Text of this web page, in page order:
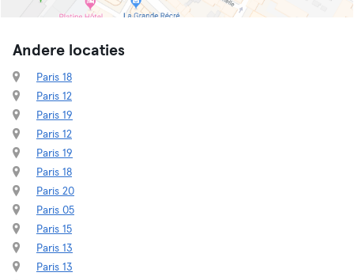
Andere locaties
Paris 18
Paris 12
Paris 19
Paris 12
Paris 19
Paris 18
Paris 20
Paris 05
Paris 15
Paris 13
Paris 13